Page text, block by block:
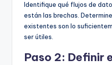
Identifique qué flujos de
están las brechas.
existentes son lo
ser útiles.
Paso 2: Definir